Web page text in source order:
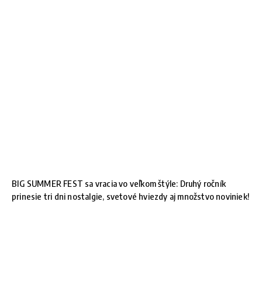
BIG SUMMER FEST sa vracia vo veľkom štýle: Druhý ročník
prinesie tri dni nostalgie, svetové hviezdy aj množstvo noviniek!